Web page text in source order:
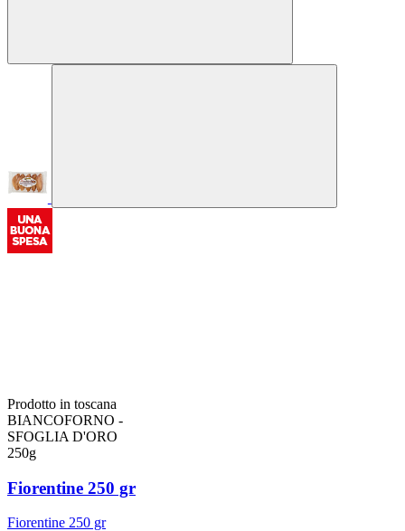
Prodotto in toscana
BIANCOFORNO -
SFOGLIA D'ORO
250g
Fiorentine 250 gr
Fiorentine 250 gr